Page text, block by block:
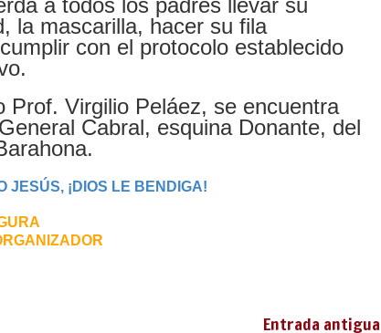
a todos los padres llevar su
la mascarilla, hacer su fila
con el protocolo establecido
Prof. Virgilio Peláez, se encuentra
Cabral, esquina Donante, del
JESÚS, ¡DIOS LE BENDIGA!
Entrada antigua